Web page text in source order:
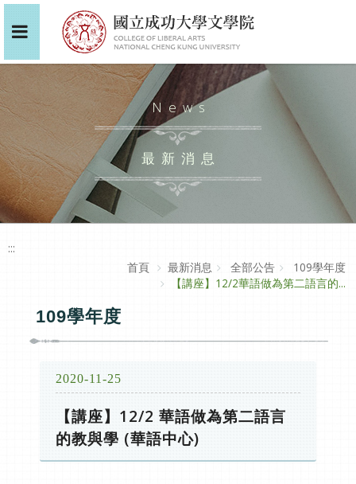
News
最新消息
:::
首頁
最新消息 全部公告
109學年度
【講座】12/2華語做為第二語言的...
109學年度
2020-11-25
【講座】12/2 華語做為第二語言
的教與學 (華語中心)